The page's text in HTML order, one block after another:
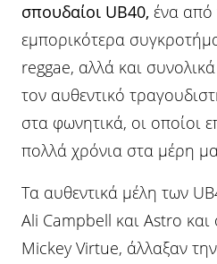
σπουδαίοι UB40, ένα από
εμπορικότερα
reggae, αλλά και
τον αυθεντικό
στα φωνητικά, οι οποίοι
πολλά χρόνια στα μέρη
Tα αυθεντικά μέλη των
Ali Campbell και Astro και
Mickey Virtue, άλλαξαν